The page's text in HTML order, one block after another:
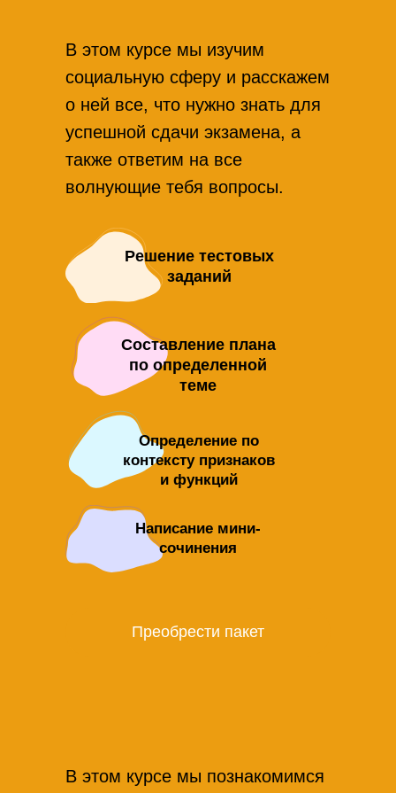
В этом курсе мы изучим
социальную сферу и расскажем
о ней все, что нужно знать для
успешной сдачи экзамена, а
также ответим на все
волнующие тебя вопросы.
Решение тестовых
заданий
Определение по
контексту признаков
и функций
Составление плана
по определенной
теме
Написание мини-
сочинения
Преобрести пакет
В этом курсе мы познакомимся